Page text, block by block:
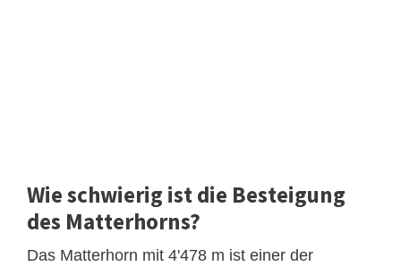
Wie schwierig ist die Besteigung
des Matterhorns?
Das Matterhorn mit 4'478 m ist einer der